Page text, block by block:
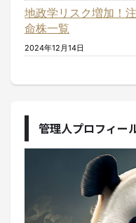
地政学リスク増加！
命株一覧
2024年12月14日
管理人プロフィー